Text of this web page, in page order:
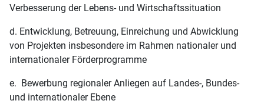
Verbesserung der Lebens- und Wirtschaftssituation
d. Entwicklung, Betreuung, Einreichung und Abwicklung
von Projekten insbesondere im Rahmen nationaler und
internationaler Förderprogramme
e. Bewerbung regionaler Anliegen auf Landes-, Bundes-
und internationaler Ebene